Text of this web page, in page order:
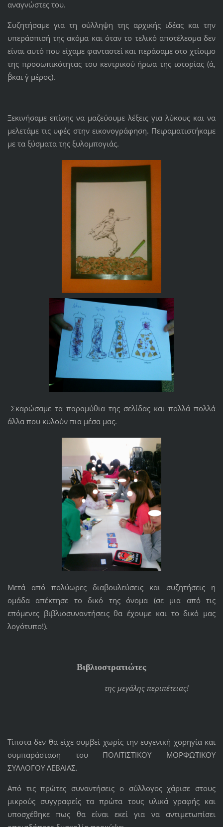
αναγνώστες του.
Συζητήσαμε για τη σύλληψη της αρχικής ιδέας και την
υπεράσπισή της ακόμα και όταν το τελικό αποτέλεσμα δεν
είναι αυτό που είχαμε φανταστεί και περάσαμε στο χτίσιμο
της προσωπικότητας του κεντρικού ήρωα της ιστορίας (α΄,
β΄και γ΄ μέρος).
Ξεκινήσαμε επίσης να μαζεύουμε λέξεις για λύκους και να
μελετάμε τις υφές στην εικονογράφηση. Πειραματιστήκαμε
με τα ξύσματα της ξυλομπογιάς.
Σκαρώσαμε τα παραμύθια της σελίδας και πολλά πολλά
άλλα που κυλούν πια μέσα μας.
Μετά από πολύωρες διαβουλεύσεις και συζητήσεις η
ομάδα απέκτησε το δικό της όνομα (σε μια από τις
επόμενες βιβλιοσυναντήσεις θα έχουμε και το δικό μας
λογότυπο!).
Βιβλιοστρατιώτες
της μεγάλης περιπέτειας!
Τίποτα δεν θα είχε συμβεί χωρίς την ευγενική χορηγία και
συμπαράσταση του ΠΟΛΙΤΙΣΤΙΚΟΥ ΜΟΡΦΩΤΙΚΟΥ
ΣΥΛΛΟΓΟΥ ΛΕΒΑΙΑΣ.
Από τις πρώτες συναντήσεις ο σύλλογος χάρισε στους
μικρούς συγγραφείς τα πρώτα τους υλικά γραφής και
υποσχέθηκε πως θα είναι εκεί για να αντιμετωπίσει